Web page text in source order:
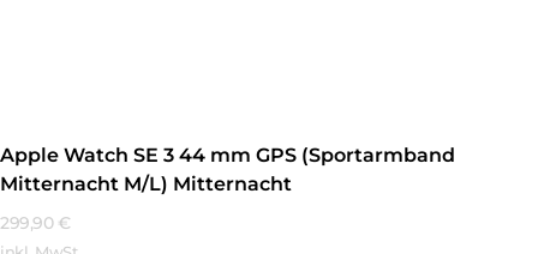
Apple Watch SE 3 44 mm GPS (Sportarmband
Mitternacht M/L) Mitternacht
299,90 €